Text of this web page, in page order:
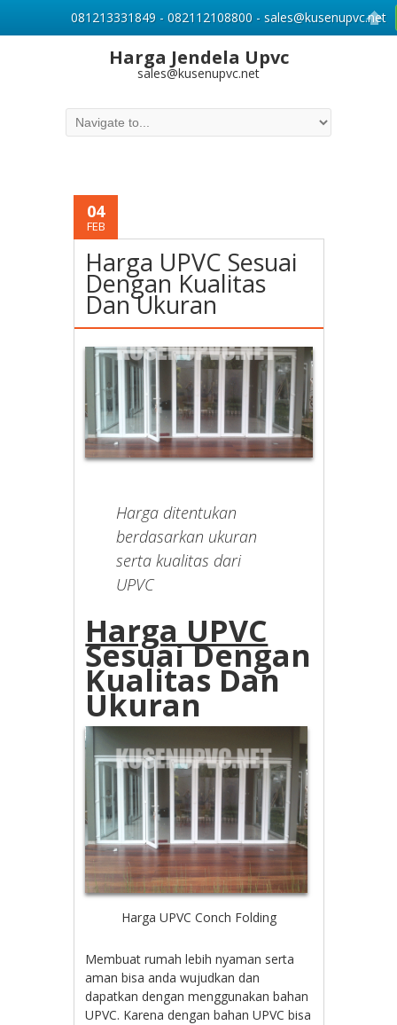
Harga Jendela Upvc
sales@kusenupvc.net
04
FEB
Harga UPVC Sesuai
Dengan Kualitas
Dan Ukuran
Harga ditentukan
berdasarkan ukuran
serta kualitas dari
UPVC
Harga UPVC
Sesuai Dengan
Kualitas Dan
Ukuran
Harga UPVC Conch Folding
Membuat rumah lebih nyaman serta
aman bisa anda wujudkan dan
dapatkan dengan menggunakan bahan
UPVC. Karena dengan bahan UPVC bisa
081213331849 - 082112108800 - sales@kusenupvc.net